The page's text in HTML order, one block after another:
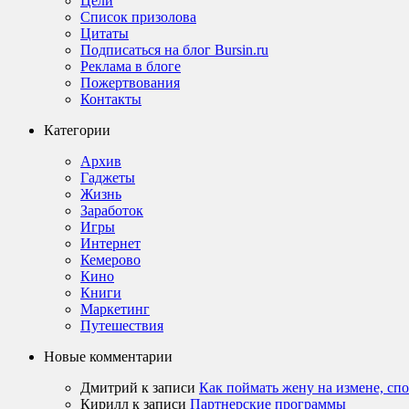
Список призолова
Цитаты
Подписаться на блог Bursin.ru
Реклама в блоге
Пожертвования
Контакты
Категории
Архив
Гаджеты
Жизнь
Заработок
Игры
Интернет
Кемерово
Кино
Книги
Маркетинг
Путешествия
Новые комментарии
Дмитрий к записи Как поймать жену на измене,
Кирилл к записи Партнерские программы